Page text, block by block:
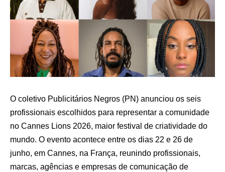
O coletivo Publicitários Negros (PN) anunciou os seis
profissionais escolhidos para representar a comunidade
no Cannes Lions 2026, maior festival de criatividade do
mundo. O evento acontece entre os dias 22 e 26 de
junho, em Cannes, na França, reunindo profissionais,
marcas, agências e empresas de comunicação de